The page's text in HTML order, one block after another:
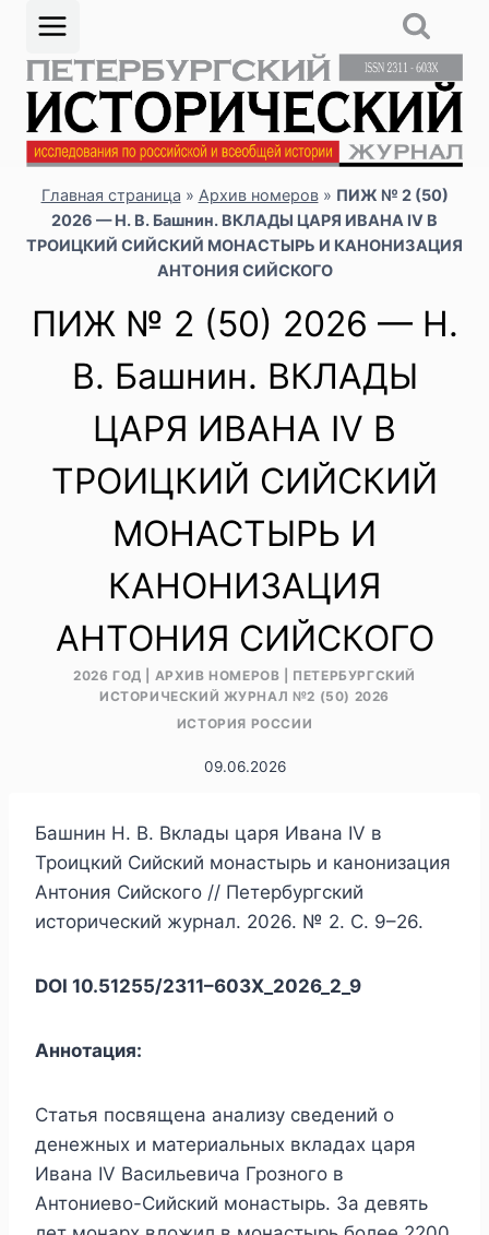
Перейти
содержимому
Главная страница » Архив номеров» ПИЖ № 2 (50)
2026 — Н. В. Башнин. ВКЛАДЫ ЦАРЯ ИВАНА IV В
ТРОИЦКИЙ СИЙСКИЙ МОНАСТЫРЬ И КАНОНИЗАЦИЯ
АНТОНИЯ СИЙСКОГО
ПИЖ № 2 (50) 2026 — Н.
В. Башнин. ВКЛАДЫ
ЦАРЯ ИВАНА IV В
ТРОИЦКИЙ СИЙСКИЙ
МОНАСТЫРЬ И
КАНОНИЗАЦИЯ
АНТОНИЯ СИЙСКОГО
2026 ГОД АРХИВ НОМЕРОВ
ПЕТЕРБУРГСКИЙ
ИСТОРИЧЕСКИЙ ЖУРНАЛ №2 (50) 2026
ИСТОРИЯ РОССИИ
09.06.2026
Башнин Н. В. Вклады царя Ивана IV в
Троицкий Сийский монастырь и канонизация
Антония Сийского // Петербургский
исторический журнал. 2026. № 2. С. 9–26.
DOI 10.51255/2311–603X_2026_2_9
Аннотация:
Статья посвящена анализу сведений о
денежных и материальных вкладах царя
Ивана IV Васильевича Грозного в
Антониево-Сийский монастырь. За девять